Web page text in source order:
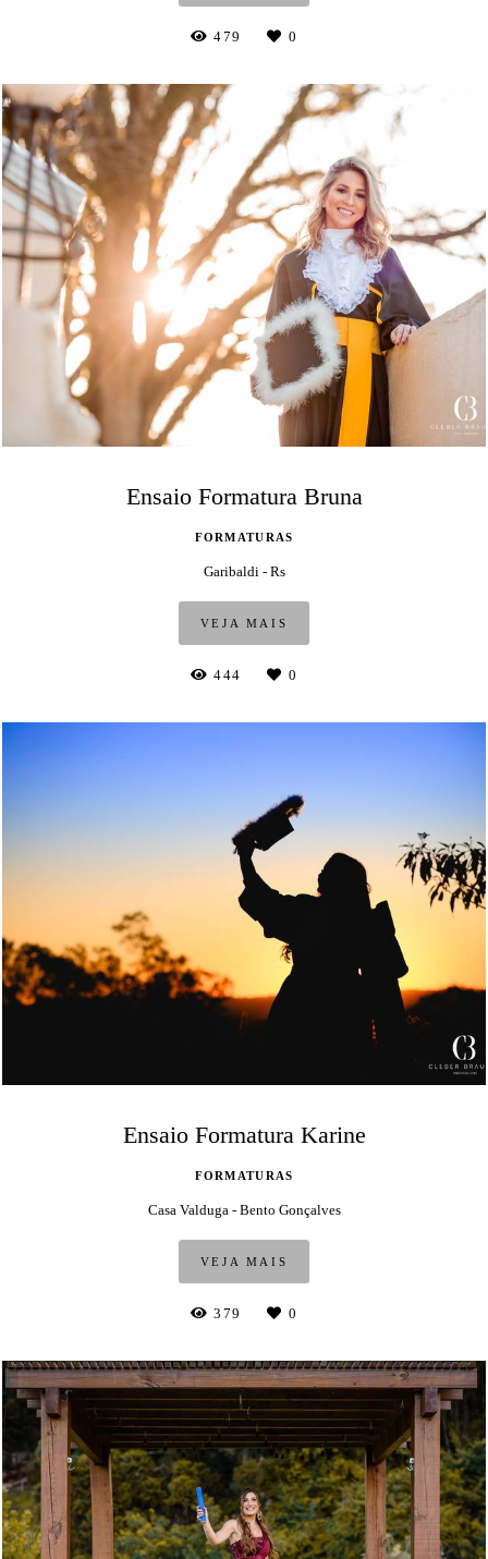
479 0
Ensaio Formatura Bruna
FORMATURAS
Garibaldi - Rs
VEJA MAIS
444 0
Ensaio Formatura Karine
FORMATURAS
Casa Valduga - Bento Gonçalves
VEJA MAIS
379 0